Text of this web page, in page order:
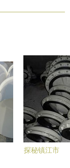
探秘镇江市